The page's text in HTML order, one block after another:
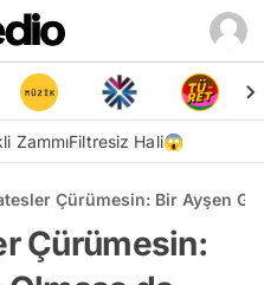
ZammıFiltresiz Hali😱
Çürümesin: Bir Ayşen
Çürümesin: